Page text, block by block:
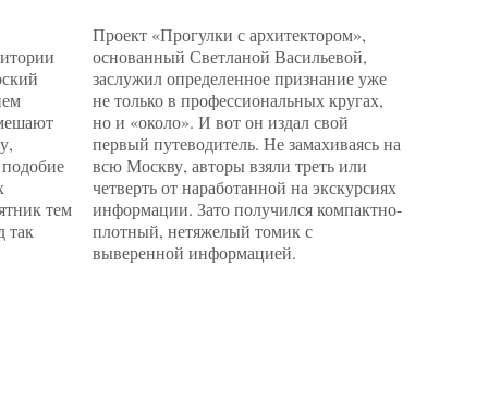
тем
так
Проект «Прогулки с архитектором»,
основанный Светланой Васильевой,
заслужил определенное признание уже
не только в профессиональных кругах,
но и «около». И вот он издал свой
первый путеводитель. Не замахиваясь на
всю Москву, авторы взяли треть или
четверть от наработанной на экскурсиях
информации. Зато получился компактно-
плотный, нетяжелый томик с
выверенной информацией.